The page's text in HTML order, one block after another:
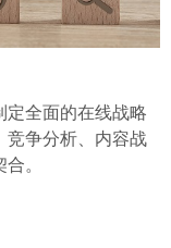
全面的在线战略
竞争分析、内容战
。